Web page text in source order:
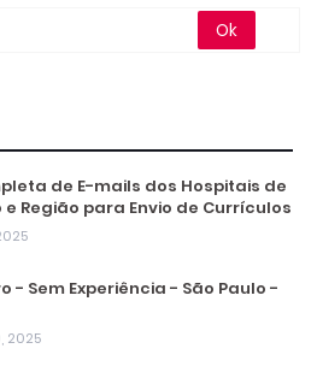
de E-mails dos Hospitais de
e Região para Envio de Currículos
- Sem Experiência - São Paulo -
2025